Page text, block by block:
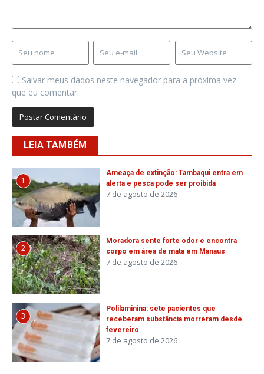
Salvar meus dados neste navegador para a próxima vez
que eu comentar.
LEIA TAMBÉM
1
Ameaça de extinção: Tambaqui entra em
alerta e pesca pode ser proibida
7 de agosto de 2026
2
Moradora sente forte odor e encontra
corpo em área de mata em Manaus
7 de agosto de 2026
3
Polilaminina: sete pacientes que
receberam substância morreram desde
fevereiro
7 de agosto de 2026